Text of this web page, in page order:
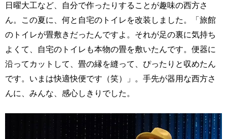
日曜大工など、自分で作ったりすることが趣味の西方さ
ん。この夏に、何と自宅のトイレを改装しました。「旅館
のトイレが畳敷きだったんですよ。それが足の裏に気持ち
よくて、自宅のトイレも本物の畳を敷いたんです。便器に
沿ってカットして、畳の縁を縫って、ぴったりと収めたん
です。いまは快適快便です（笑）」。手先が器用な西方さ
んに、みんな、感心しきりでした。